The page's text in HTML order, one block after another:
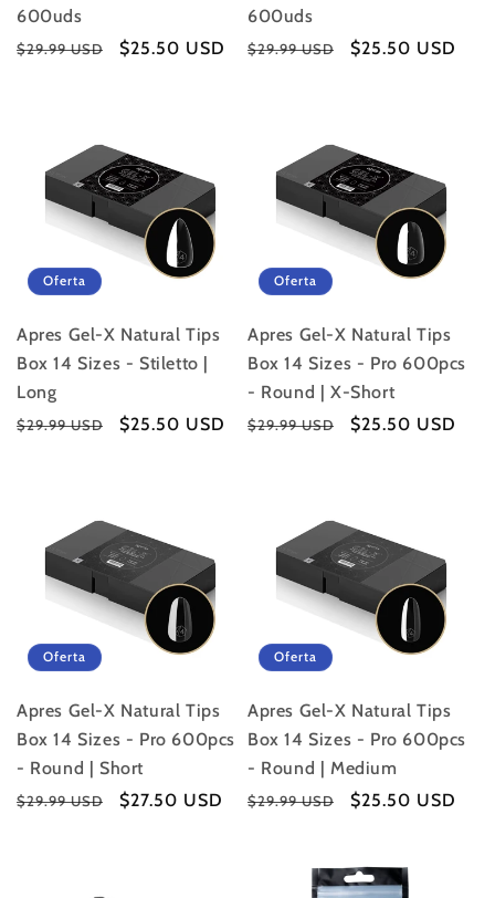
600uds
Precio
$29.99 USD
Precio
$25.50 USD
600uds
Precio
$29.99 USD
Precio
$25.50 USD
Oferta
Apres Gel-X Natural Tips
Box 14 Sizes - Stiletto |
Long
Precio
$29.99 USD
Precio
$25.50 USD
Oferta
Apres Gel-X Natural Tips
Box 14 Sizes - Pro 600pcs
- Round | X-Short
Precio
$29.99 USD
Precio
$25.50 USD
Oferta
Apres Gel-X Natural Tips
Box 14 Sizes - Pro 600pcs
- Round | Short
Precio
$29.99 USD
Precio
$27.50 USD
Oferta
Apres Gel-X Natural Tips
Box 14 Sizes - Pro 600pcs
- Round | Medium
Precio
$29.99 USD
Precio
$25.50 USD